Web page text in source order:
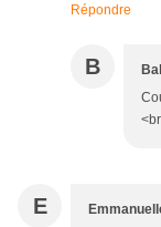
Répondre
B
E